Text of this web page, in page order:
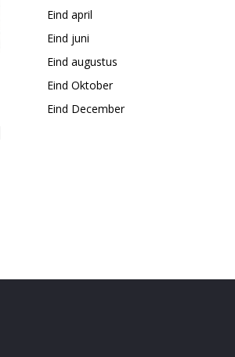
Eind april
Eind juni
Eind augustus
Eind Oktober
Eind December